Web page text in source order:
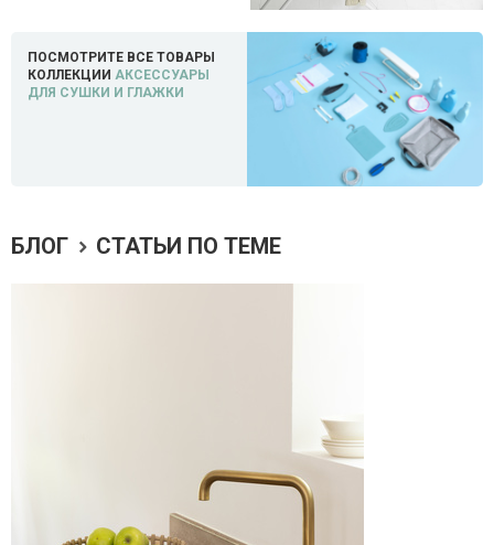
ПОСМОТРИТЕ ВСЕ ТОВАРЫ
КОЛЛЕКЦИИ АКСЕССУАРЫ
ДЛЯ СУШКИ И ГЛАЖКИ
БЛОГ СТАТЬИ ПО ТЕМЕ